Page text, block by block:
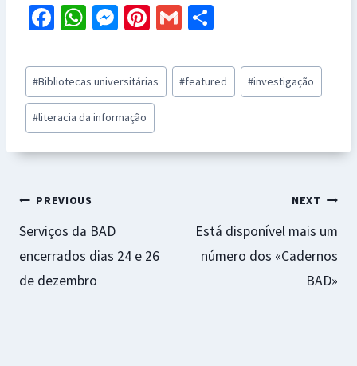
Fa
b
o
o
k
W
at
sA
p
p
M
se
n
ge
r
Pi
er
es
G
ai
l
ar
e
Post
Tags:
#Bibliotecas universitárias #featured #investigação
#literacia da informação
Navegação
de
artigos
PREVIOUS
Serviços da BAD
encerrados dias 24 e 26
de dezembro
NEXT
Está disponível mais um
número dos «Cadernos
BAD»